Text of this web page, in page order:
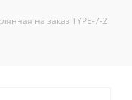
на заказ TYPE-7-2